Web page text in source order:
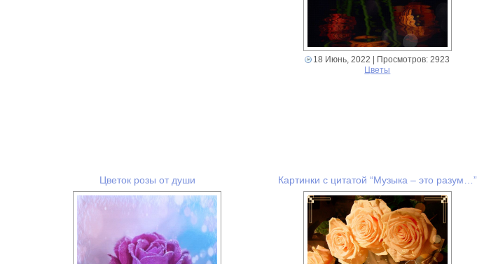
18 Июнь, 2022 | Просмотров: 2923
Цветы
Цветок розы от души Картинки с цитатой “Музыка – это разум…”